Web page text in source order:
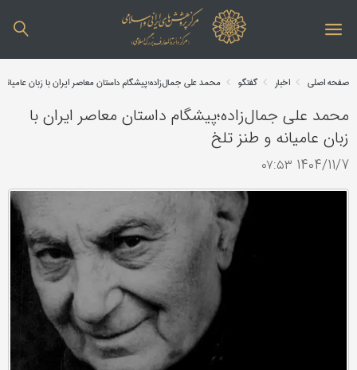
صفحه اصلی اخبار گفتگو محمد علی جمال‌زاده؛پیشگام داستان معاصر ایران با زبان
محمد علی جمال‌زاده؛پیشگام داستان معاصر ایران با
زبان عامیانه و طنز تلخ
1404/11/7 ۰۷:۵۳